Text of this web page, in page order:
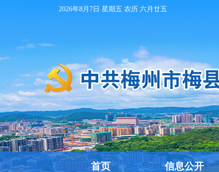
2026年8月7日 星期五 农历 六月廿五
首页 信息公开